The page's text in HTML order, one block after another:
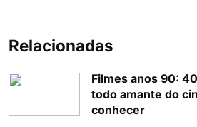
Relacionadas
Filmes anos 90:
todo amante do
conhecer